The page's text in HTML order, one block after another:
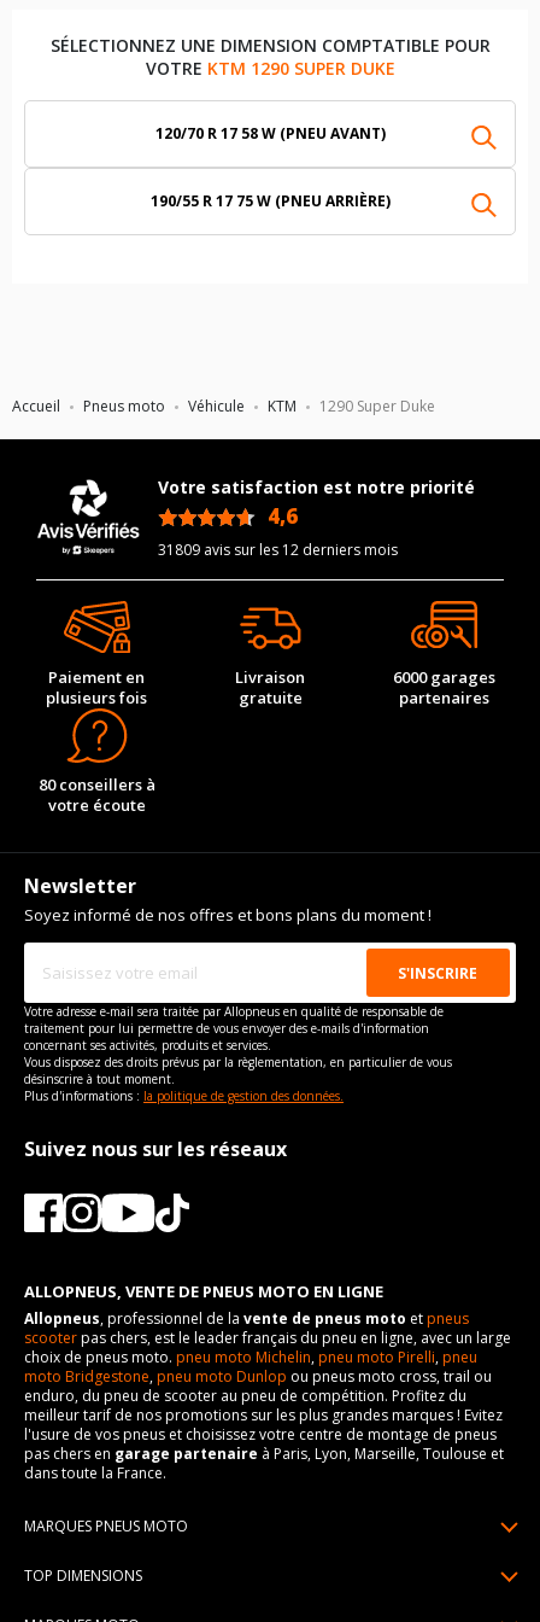
Accueil Pneus moto Véhicule KTM 1290 Super Duke
SÉLECTIONNEZ UNE DIMENSION COMPTATIBLE POUR
VOTRE KTM 1290 SUPER DUKE
120/70 R 17 58 W (PNEU AVANT)
190/55 R 17 75 W (PNEU ARRIÈRE)
Votre satisfaction est notre priorité
4,6
31809 avis sur les 12 derniers mois
Paiement en
plusieurs fois
Livraison
gratuite
6000 garages
partenaires
80 conseillers à
votre écoute
Newsletter
Soyez informé de nos offres et bons plans du moment !
Votre adresse e-mail sera traitée par Allopneus en qualité de responsable de
traitement pour lui permettre de vous envoyer des e-mails d'information
concernant ses activités, produits et services.
Vous disposez des droits prévus par la règlementation, en particulier de vous
désinscrire à tout moment.
Plus d'informations : la politique de gestion des données.
Suivez nous sur les réseaux
ALLOPNEUS, VENTE DE PNEUS MOTO EN LIGNE
Allopneus, professionnel de la vente de pneus moto etpneus
scooterpas chers, est le leader français du pneu en ligne, avec un large
choix de pneus moto. pneu moto Michelin,pneu moto Pirelli,pneu
moto Bridgestone,pneu moto Dunlop ou pneus moto cross, trail ou
enduro, du pneu de scooter au pneu de compétition. Profitez du
meilleur tarif de nos promotions sur les plus grandes marques ! Evitez
l'usure de vos pneus et choisissez votre centre de montage de pneus
pas chers en garage partenaire à Paris, Lyon, Marseille, Toulouse et
dans toute la France.
MARQUES PNEUS MOTO
TOP DIMENSIONS